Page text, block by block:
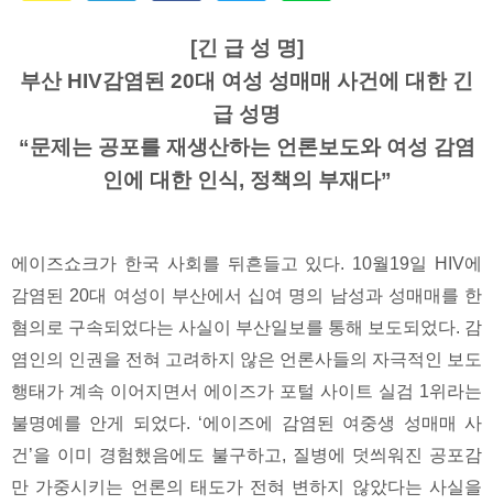
[긴 급 성 명]
부산 HIV감염된 20대 여성 성매매 사건에 대한 긴
급 성명
“문제는 공포를 재생산하는 언론보도와 여성 감염
인에 대한 인식, 정책의 부재다”
에이즈쇼크가 한국 사회를 뒤흔들고 있다. 10월19일 HIV에
감염된 20대 여성이 부산에서 십여 명의 남성과 성매매를 한
혐의로 구속되었다는 사실이 부산일보를 통해 보도되었다. 감
염인의 인권을 전혀 고려하지 않은 언론사들의 자극적인 보도
행태가 계속 이어지면서 에이즈가 포털 사이트 실검 1위라는
불명예를 안게 되었다. ‘에이즈에 감염된 여중생 성매매 사
건’을 이미 경험했음에도 불구하고, 질병에 덧씌워진 공포감
만 가중시키는 언론의 태도가 전혀 변하지 않았다는 사실을